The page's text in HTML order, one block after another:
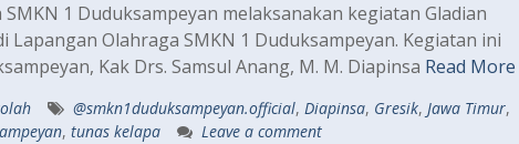
1 Duduksampeyan melaksanakan kegiatan Gladian
Olahraga SMKN 1 Duduksampeyan. Kegiatan ini
Kak Drs. Samsul Anang, M. M. Diapinsa Read
@smkn1duduksampeyan.official, Diapinsa, Gresik, Jawa Timur,
, tunas kelapa Leave a comment